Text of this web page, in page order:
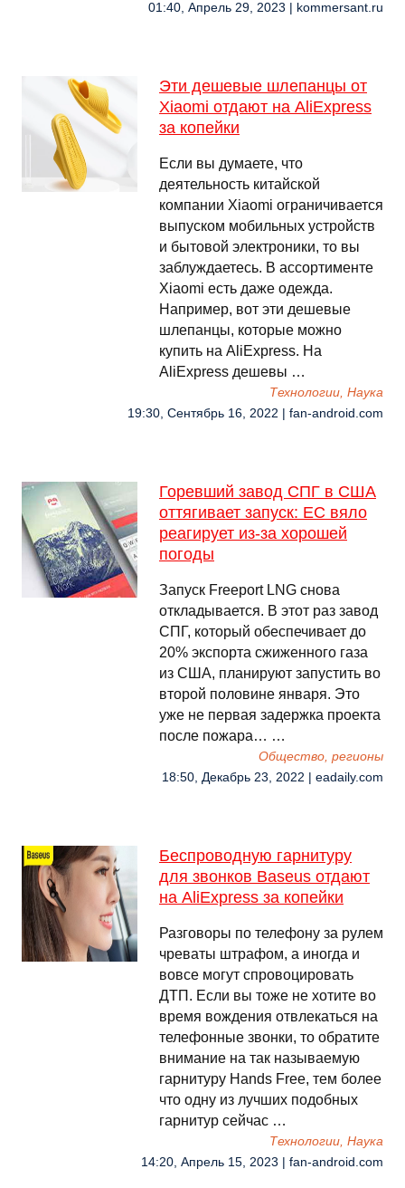
01:40, Апрель 29, 2023 | kommersant.ru
Эти дешевые шлепанцы от
Xiaomi отдают на AliExpress
за копейки
Если вы думаете, что
деятельность китайской
компании Xiaomi ограничивается
выпуском мобильных устройств
и бытовой электроники, то вы
заблуждаетесь. В ассортименте
Xiaomi есть даже одежда.
Например, вот эти дешевые
шлепанцы, которые можно
купить на AliExpress. На
AliExpress дешевы …
Технологии, Наука
19:30, Сентябрь 16, 2022 | fan-android.com
Горевший завод СПГ в США
оттягивает запуск: ЕС вяло
реагирует из-за хорошей
погоды
Запуск Freeport LNG снова
откладывается. В этот раз завод
СПГ, который обеспечивает до
20% экспорта сжиженного газа
из США, планируют запустить во
второй половине января. Это
уже не первая задержка проекта
после пожара… …
Общество, регионы
18:50, Декабрь 23, 2022 | eadaily.com
Беспроводную гарнитуру
для звонков Baseus отдают
на AliExpress за копейки
Разговоры по телефону за рулем
чреваты штрафом, а иногда и
вовсе могут спровоцировать
ДТП. Если вы тоже не хотите во
время вождения отвлекаться на
телефонные звонки, то обратите
внимание на так называемую
гарнитуру Hands Free, тем более
что одну из лучших подобных
гарнитур сейчас …
Технологии, Наука
14:20, Апрель 15, 2023 | fan-android.com